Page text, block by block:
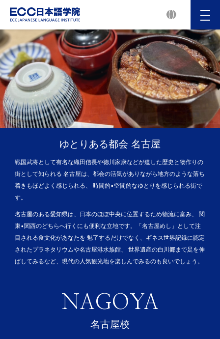
メ
ニ
ュ
ー
ゆとりある都会 名古屋
戦国武将として有名な織田信長や徳川家康などが遺した歴史と物作りの
街として知られる 名古屋は、都会の活気がありながら地方のような落ち
着きもほどよく感じられる、 時間的•空間的なゆとりを感じられる街で
す。
名古屋のある愛知県は、日本のほぼ中央に位置するため物流に富み、 関
東•関西のどちらへ行くにも便利な立地です。「名古屋めし」として注
目される食文化があなたを 魅了するだけでなく、ギネス世界記録に認定
されたプラネタリウムや名古屋港水族館、 世界遺産の白川郷まで足を伸
ばしてみるなど、現代の人気観光地を楽しんでみるのも良いでしょう。
NAGOYA
名古屋校